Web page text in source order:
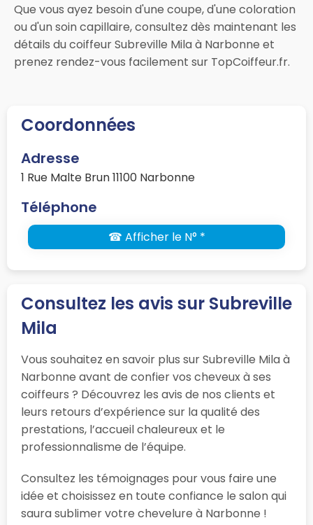
Que vous ayez besoin d'une coupe, d'une coloration
ou d'un soin capillaire, consultez dès maintenant les
détails du coiffeur Subreville Mila à Narbonne et
prenez rendez-vous facilement sur TopCoiffeur.fr.
Coordonnées
Adresse
1 Rue Malte Brun 11100 Narbonne
Téléphone
☎ Afficher le N° *
Consultez les avis sur Subreville
Mila
Vous souhaitez en savoir plus sur Subreville Mila à
Narbonne avant de confier vos cheveux à ses
coiffeurs ? Découvrez les avis de nos clients et
leurs retours d’expérience sur la qualité des
prestations, l’accueil chaleureux et le
professionnalisme de l’équipe.
Consultez les témoignages pour vous faire une
idée et choisissez en toute confiance le salon qui
saura sublimer votre chevelure à Narbonne !